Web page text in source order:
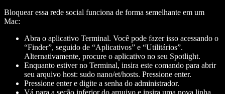
Bloquear essa rede social funciona de forma semelhante em um
Mac:
Abra o aplicativo Terminal. Você pode fazer isso acessando o
“Finder”, seguido de “Aplicativos” e “Utilitários”.
Alternativamente, procure o aplicativo no seu Spotlight.
Enquanto estiver no Terminal, insira este comando para abrir
seu arquivo host: sudo nano/et/hosts. Pressione enter.
Pressione enter e digite a senha do administrador.
Vá para a seção inferior do arquivo e insira uma nova linha.